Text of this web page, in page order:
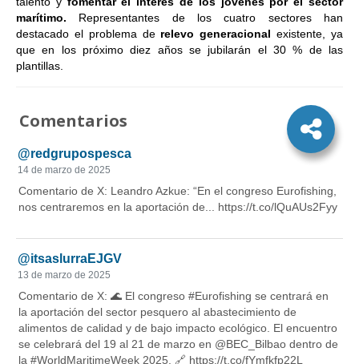
marítimo. Representantes de los cuatro sectores han
destacado el problema de relevo generacional existente, ya
que en los próximo diez años se jubilarán el 30 % de las
plantillas.
Comentarios